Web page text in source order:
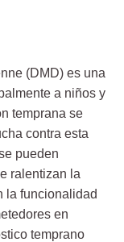
(DMD) es una
a niños y
temprana se
contra esta
pueden
ralentizan la
la funcionalidad
en
temprano